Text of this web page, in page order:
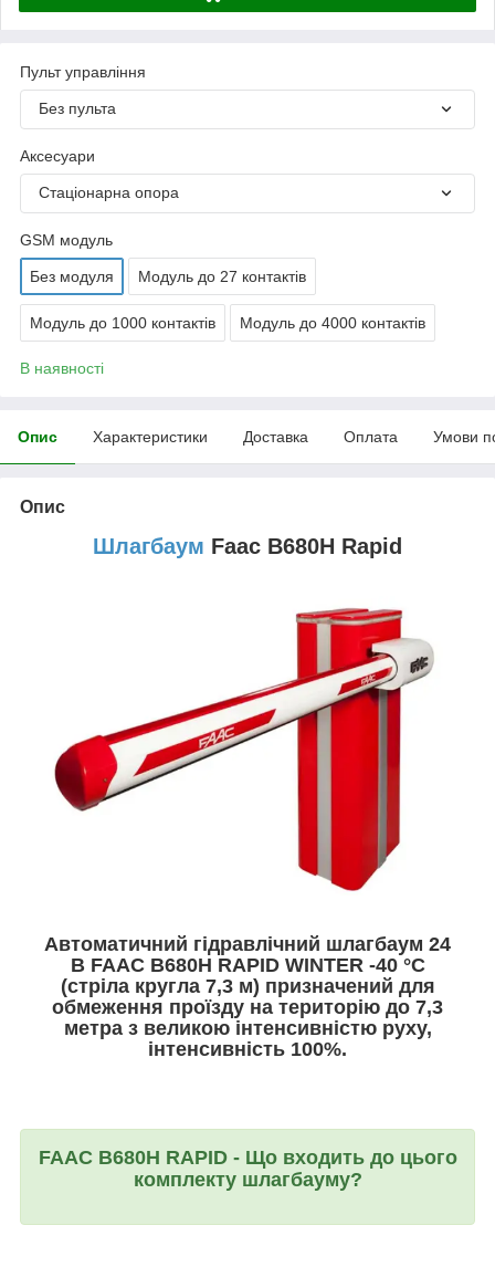
Пульт управління
Без пульта
Аксесуари
Стаціонарна опора
GSM модуль
Без модуля Модуль до 27 контактів
Модуль до 1000 контактів Модуль до 4000 контактів
В наявності
Опис Характеристики Доставка Оплата Умови
Опис
Шлагбаум Faac B680H Rapid
Автоматичний гідравлічний шлагбаум 24
В FAAC B680H RAPID WINTER -40 °C
(стріла кругла 7,3 м) призначений для
обмеження проїзду на територію до 7,3
метра з великою інтенсивністю руху,
інтенсивність 100%.
FAAC B680H RAPID - Що входить до цього
комплекту шлагбауму?